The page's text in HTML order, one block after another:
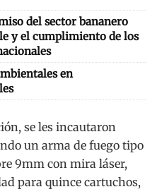
del sector bananero
y el cumplimiento de los
en
se les incautaron
un arma de fuego tipo
9mm con mira láser,
para quince cartuchos,